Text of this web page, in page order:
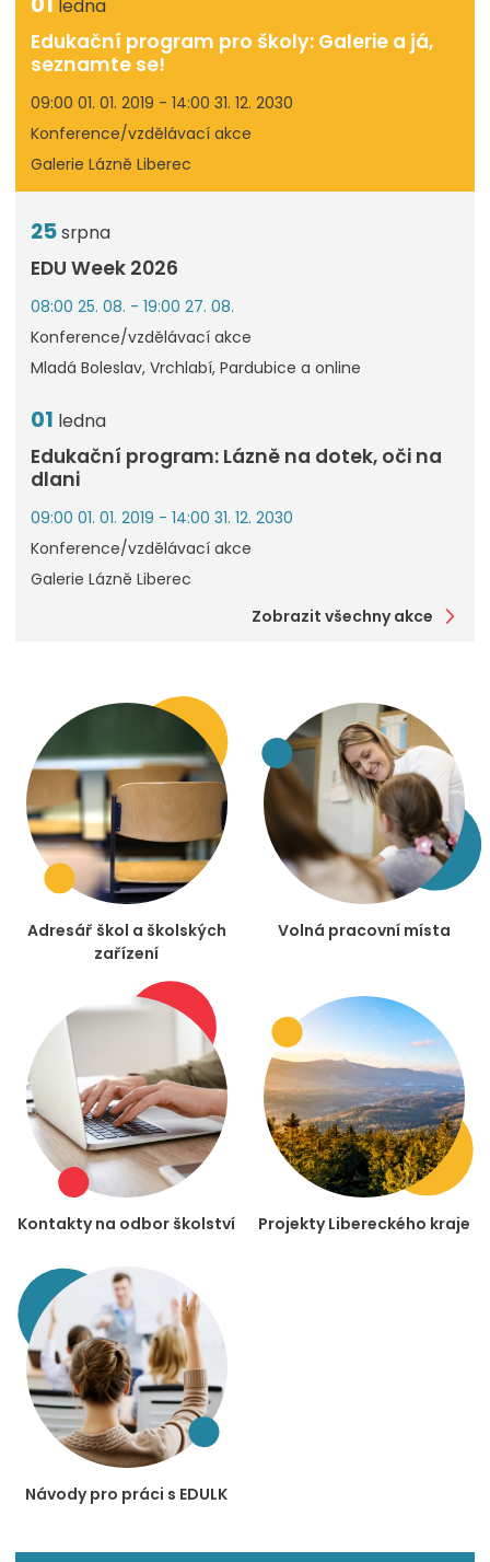
ledna
Edukační program pro školy: Galerie a já,
seznamte se!
09:00 01. 01. 2019 - 14:00 31. 12. 2030
Konference/vzdělávací akce
Galerie Lázně Liberec
25srpna
EDU Week 2026
08:00 25. 08. - 19:00 27. 08.
Konference/vzdělávací akce
Mladá Boleslav, Vrchlabí, Pardubice a online
01 ledna
Edukační program: Lázně na dotek, oči na
dlani
09:00 01. 01. 2019 - 14:00 31. 12. 2030
Konference/vzdělávací akce
Galerie Lázně Liberec
Zobrazit všechny akce
Adresář škol a školských
zařízení
Volná pracovní místa
Kontakty na odbor školství Projekty Libereckého kraje
Návody pro práci s EDULK